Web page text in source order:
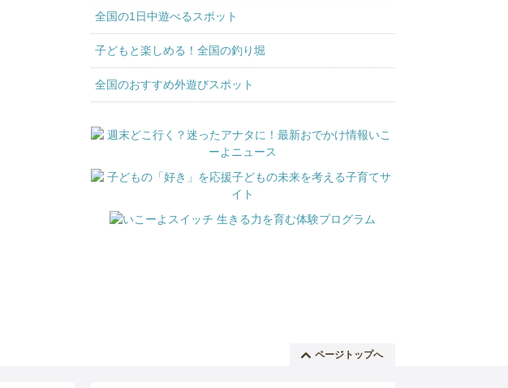
全国の1日中遊べるスポット
子どもと楽しめる！全国の釣り堀
全国のおすすめ外遊びスポット
ページトップへ